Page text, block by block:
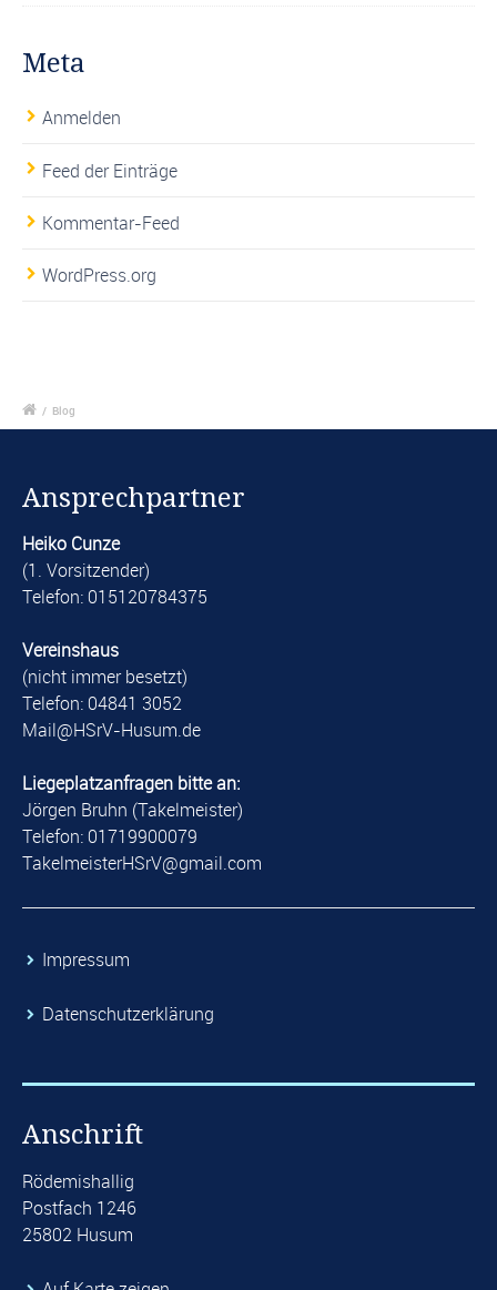
Meta
Anmelden
Feed der Einträge
Kommentar-Feed
WordPress.org
/ Blog
Ansprechpartner
Heiko Cunze
(1. Vorsitzender)
Telefon: 015120784375
Vereinshaus
(nicht immer besetzt)
Telefon: 04841 3052
​Mail@HSrV-Husum.de​
Liegeplatzanfragen bitte an:
Jörgen Bruhn (Takelmeister)
Telefon: 01719900079
​TakelmeisterHSrV@gmail.com​
​Impressum
​Datenschutzerklärung
Anschrift
Rödemishallig
Postfach 1246
25802 Husum